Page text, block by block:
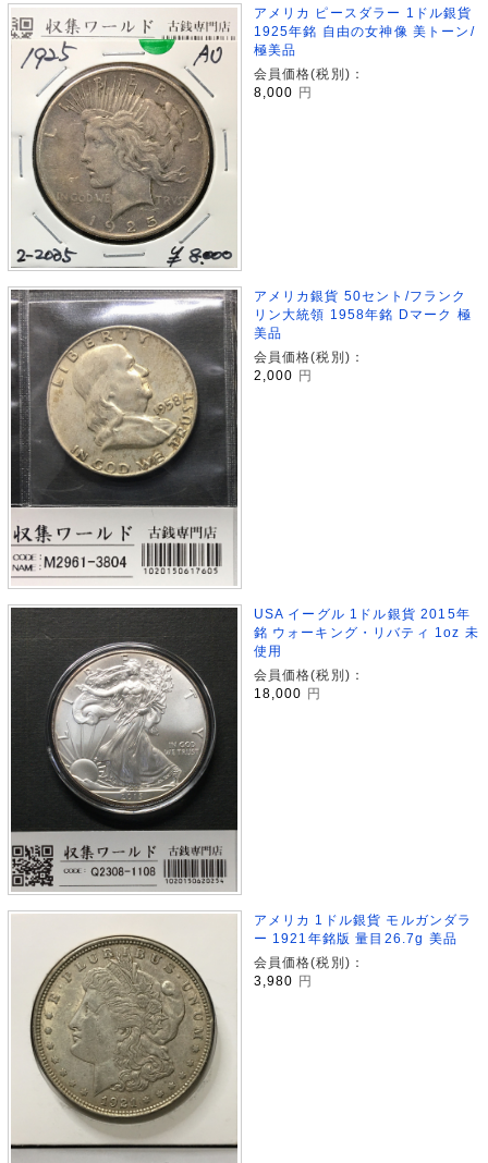
アメリカ ピースダラー 1ドル銀貨
1925年銘 自由の女神像 美トーン/
極美品
会員価格(税別)：
8,000
円
アメリカ銀貨 50セント/フランク
リン大統領 1958年銘 Dマーク 極
美品
会員価格(税別)：
2,000
円
USA イーグル 1ドル銀貨 2015年
銘 ウォーキング・リバティ 1oz 未
使用
会員価格(税別)：
18,000
円
アメリカ 1ドル銀貨 モルガンダラ
ー 1921年銘版 量目26.7g 美品
会員価格(税別)：
3,980
円